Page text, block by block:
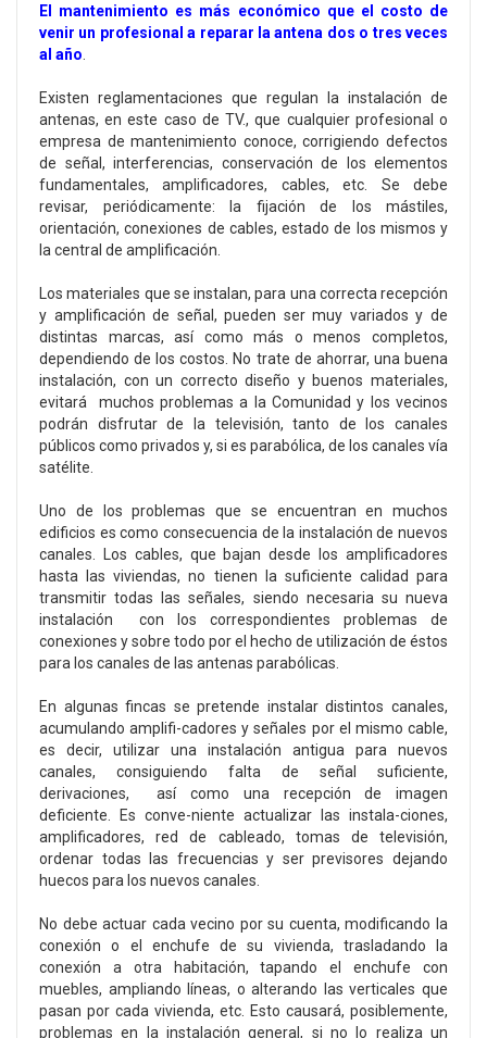
El mantenimiento es más económico que el costo de
venir un profesional a reparar la antena dos o tres veces
al año
Existen reglamentaciones que regulan la instalación de
antenas, en este caso de TV., que cualquier profesional o
empresa de mantenimiento conoce, corrigiendo defectos
de señal, interferencias, conservación de los elementos
fundamentales, amplificadores, cables, etc. Se debe
revisar, periódicamente: la fijación de los mástiles,
orientación, conexiones de cables, estado de los mismos y
la central de amplificación.
Los materiales que se instalan, para una correcta recepción
y amplificación de señal, pueden ser muy variados y de
distintas marcas, así como más o menos completos,
dependiendo de los costos. No trate de ahorrar, una buena
instalación, con un correcto diseño y buenos materiales,
evitará muchos problemas a la Comunidad y los vecinos
podrán disfrutar de la televisión, tanto de los canales
públicos como privados y, si es parabólica, de los canales vía
satélite.
Uno de los problemas que se encuentran en muchos
edificios es como consecuencia de la instalación de nuevos
canales. Los cables, que bajan desde los amplificadores
hasta las viviendas, no tienen la suficiente calidad para
transmitir todas las señales, siendo necesaria su nueva
instalación con los correspondientes problemas de
conexiones y sobre todo por el hecho de utilización de éstos
para los canales de las antenas parabólicas.
En algunas fincas se pretende instalar distintos canales,
acumulando amplifi-cadores y señales por el mismo cable,
es decir, utilizar una instalación antigua para nuevos
canales, consiguiendo falta de señal suficiente,
derivaciones, así como una recepción de imagen
deficiente. Es conve-niente actualizar las instala-ciones,
amplificadores, red de cableado, tomas de televisión,
ordenar todas las frecuencias y ser previsores dejando
huecos para los nuevos canales.
No debe actuar cada vecino por su cuenta, modificando la
conexión o el enchufe de su vivienda, trasladando la
conexión a otra habitación, tapando el enchufe con
muebles, ampliando líneas, o alterando las verticales que
pasan por cada vivienda, etc. Esto causará, posiblemente,
problemas en la instalación general, si no lo realiza un